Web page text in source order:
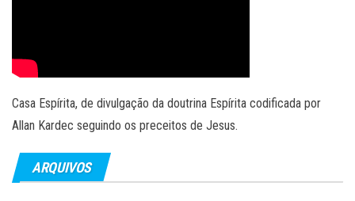
Casa Espírita, de divulgação da doutrina Espírita codificada por
Allan Kardec seguindo os preceitos de Jesus.
ARQUIVOS